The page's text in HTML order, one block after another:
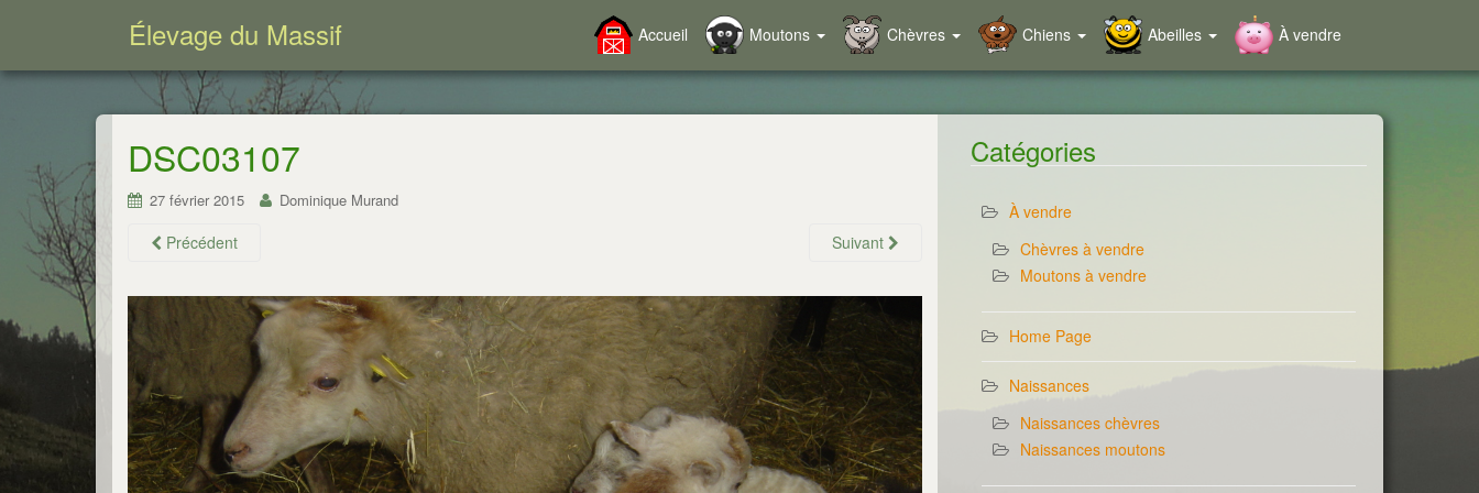
Élevage du Massif Accueil Moutons Chèvres Chiens Abeilles À vendre
DSC03107
27 février 2015 Dominique Murand
Précédent Suivant
Catégories
À vendre
Chèvres à vendre
Moutons à vendre
Home Page
Naissances
Naissances chèvres
Naissances moutons